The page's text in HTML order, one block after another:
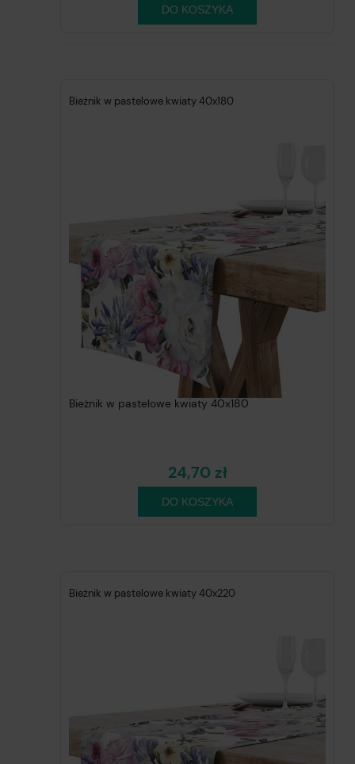
DO KOSZYKA
Bieżnik w pastelowe kwiaty 40x180
Bieżnik w pastelowe kwiaty 40x180
24,70 zł
DO KOSZYKA
Bieżnik w pastelowe kwiaty 40x220